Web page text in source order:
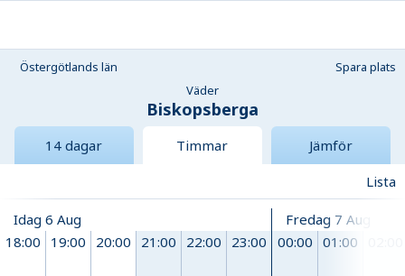
Östergötlands län
Spara plats
Väder
Biskopsberga
14 dagar Timmar
Jämför
Lista
Idag 6 Aug
18:00
19:00 20:00 21:00 22:00 23:00
Fredag 7 Aug
00:00 01:00